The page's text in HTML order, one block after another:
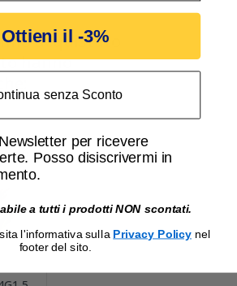
acquistato
hanno
Ottieni il -3%
senza Sconto
email promozionali
per ricevere
Posso disiscrivermi in
a tutti i prodotti NON scontati.
l'informativa sulla Privacy Policy nel
footer del sito.